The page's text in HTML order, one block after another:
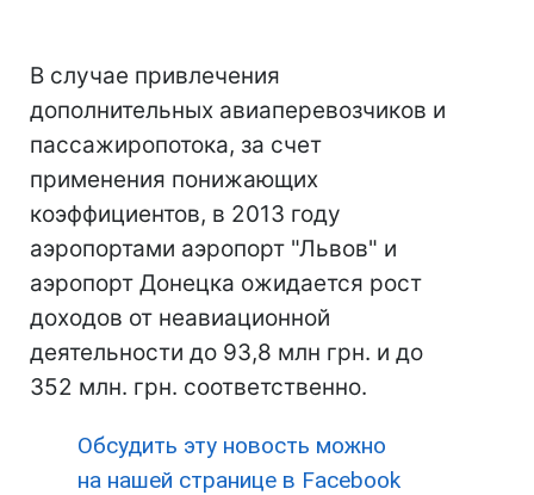
В случае привлечения
дополнительных авиаперевозчиков и
пассажиропотока, за счет
применения понижающих
коэффициентов, в 2013 году
аэропортами аэропорт "Львов" и
аэропорт Донецка ожидается рост
доходов от неавиационной
деятельности до 93,8 млн грн. и до
352 млн. грн. соответственно.
Обсудить эту новость можно
на нашей странице в Facebook